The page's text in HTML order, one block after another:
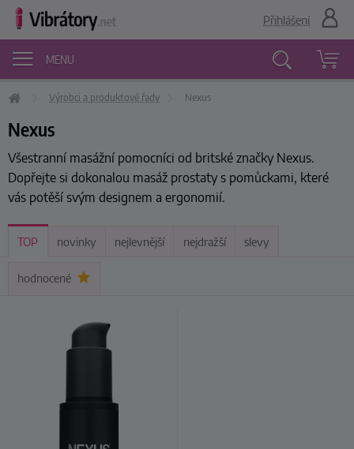
MENU
Přihlášení
Výrobci a produktové řady Nexus
Nexus
Všestranní masážní pomocníci od britské značky Nexus.
Dopřejte si dokonalou masáž prostaty s pomůckami, které
vás potěší svým designem a ergonomií.
TOP novinky nejlevnější nejdražší slevy
hodnocené